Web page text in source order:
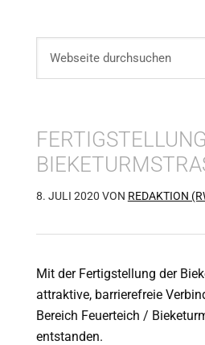
FERTIGSTELLUNG
8. JULI 2020 VON REDAKTION
Mit der Fertigstellung der
attraktive, barrierefreie
Bereich Feuerteich /
entstanden.